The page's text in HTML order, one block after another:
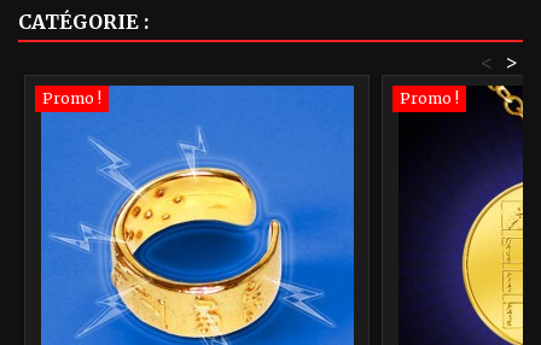
CATÉGORIE :
>
<
Promo ! Promo !